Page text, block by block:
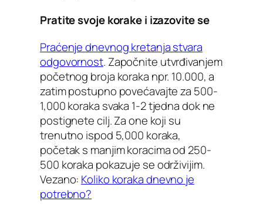
Pratite svoje korake i izazovite se
Praćenje dnevnog kretanja stvara
odgovornost. Započnite utvrđivanjem
početnog broja koraka npr. 10.000, a
zatim postupno povećavajte za 500-
1,000 koraka svaka 1-2 tjedna dok ne
postignete cilj. Za one koji su
trenutno ispod 5,000 koraka,
početak s manjim koracima od 250-
500 koraka pokazuje se održivijim.
Vezano: Koliko koraka dnevno je
potrebno?